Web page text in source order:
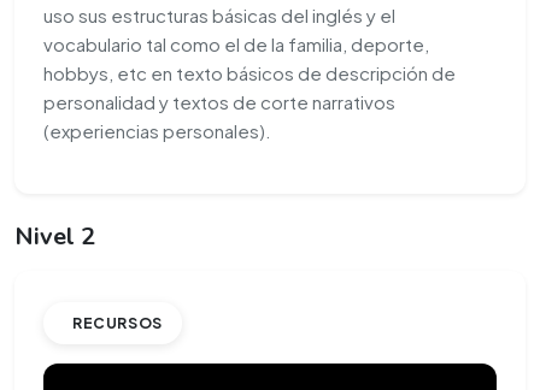
uso sus estructuras básicas del inglés y el
vocabulario tal como el de la familia, deporte,
hobbys, etc en texto básicos de descripción de
personalidad y textos de corte narrativos
(experiencias personales).
Nivel 2
RECURSOS